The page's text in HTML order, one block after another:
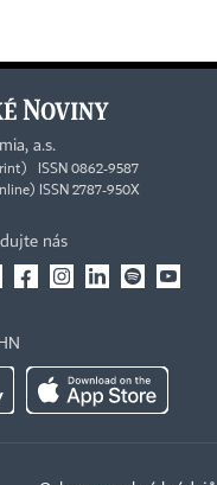
a.s.
ISSN 0862-9587
ISSN 2787-950X
nás